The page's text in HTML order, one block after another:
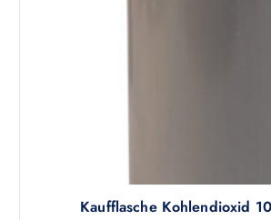
Kaufflasche Kohlendioxid